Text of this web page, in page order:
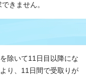
きません。
除いて11日目以降にな
り、11日間で受取りが